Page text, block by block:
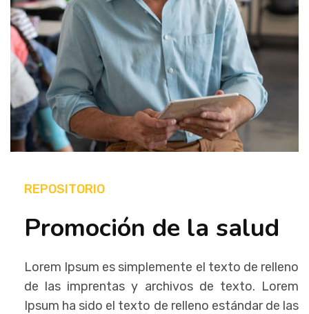
REPOSITORIO
Promoción de la salud
Lorem Ipsum es simplemente el texto de relleno
de las imprentas y archivos de texto. Lorem
Ipsum ha sido el texto de relleno estándar de las